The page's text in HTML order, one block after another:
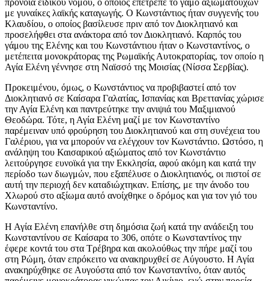
πρόνοια ειδικού νόμου, ο οποίος επέτρεπε το γάμο αξιωματούχων
με γυναίκες λαϊκής καταγωγής. Ο Κωνστάντιος ήταν συγγενής του
Κλαυδίου, ο οποίος βασίλευσε πριν από τον Διοκλητιανό και
προσελήφθει στα ανάκτορα από τον Διοκλητιανό. Καρπός του
γάμου της Ελένης και του Κωνστάντιου ήταν ο Κωνσταντίνος, ο
μετέπειτα μονοκράτορας της Ρωμαϊκής Αυτοκρατορίας, τον οποίο η
Αγία Ελένη γέννησε στη Ναϊσσό της Μοισίας (Νίσσα Σερβίας).
Προκειμένου, όμως, ο Κωνστάντιος να προβιβαστεί από τον
Διοκλητιανό σε Καίσαρα Γαλατίας, Ισπανίας και Βρεττανίας χώρισε
την Αγία Ελένη και παντρεύτηκε την ανιψιά του Μαξιμιανού
Θεοδώρα. Τότε, η Αγία Ελένη μαζί με τον Κωνσταντίνο
παρέμειναν υπό φρούρηση του Διοκλητιανού και στη συνέχεια του
Γαλέριου, για να μπορούν να ελέγχουν τον Κωνστάντιο. Ωστόσο, η
ανάληψη του Καισαρικού αξιώματος από τον Κωνστάντιο
λειτούργησε ευνοϊκά για την Εκκλησία, αφού ακόμη και κατά την
περίοδο των διωγμών, που εξαπέλυσε ο Διοκλητιανός, οι πιστοί σε
αυτή την περιοχή δεν καταδιώχτηκαν. Επίσης, με την άνοδο του
Χλωρού στο αξίωμα αυτό ανοίχθηκε ο δρόμος και για τον γιό του
Κωνσταντίνο.
Η Αγία Ελένη επανήλθε στη δημόσια ζωή κατά την ανάδειξη του
Κωνσταντίνου σε Καίσαρα το 306, οπότε ο Κωνσταντίνος την
έφερε κοντά του στα Τρέβηρα και ακολούθως την πήρε μαζί του
στη Ρώμη, όταν επρόκειτο να ανακηρυχθεί σε Αύγουστο. Η Αγία
ανακηρύχθηκε σε Αυγούστα από τον Κωνσταντίνο, όταν αυτός